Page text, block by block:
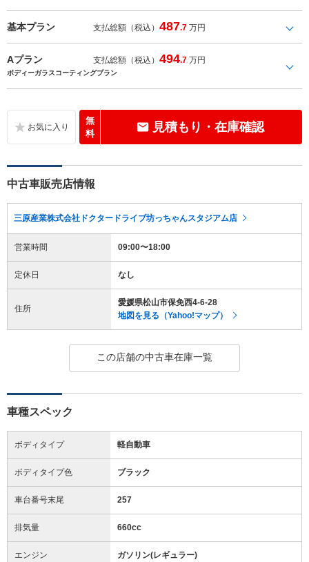
基本プラン 支払総額（税込）487.7 万円
Aプラン 支払総額（税込）494.7 万円
ボディーガラスコーティングプラン
無
料
見積もり・在庫確認
中古車販売店情報
三原産業株式会社ドクタードライブ坊っちゃんスタジアム店
営業時間 09:00〜18:00
定休日 なし
住所
愛媛県松山市保免西4-6-28
地図を見る（Yahoo!マップ）
この店舗の中古車在庫一覧
車種スペック
ボディタイプ 軽自動車
ボディタイプ色 ブラック
車台番号末尾 257
排気量 660cc
エンジン ガソリン(レギュラー)